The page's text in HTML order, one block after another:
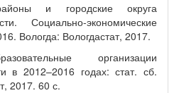
и городские округа
Социально-экономические
Вологда: Вологдастат, 2017.
организации
в 2012–2016 годах: стат. сб.
2017. 60 с.